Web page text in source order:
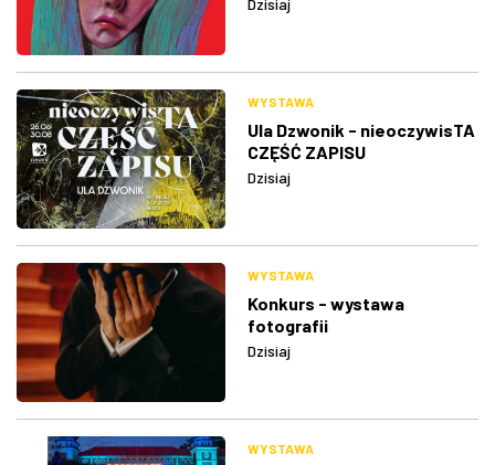
Dzisiaj
WYSTAWA
Ula Dzwonik - nieoczywisTA
CZĘŚĆ ZAPISU
Dzisiaj
WYSTAWA
Konkurs - wystawa
fotografii
Dzisiaj
WYSTAWA